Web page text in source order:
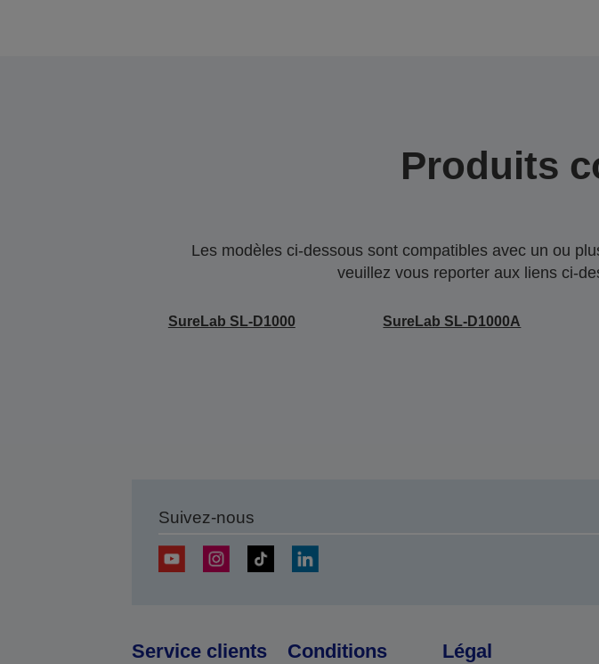
Produits
Les modèles ci-dessous sont compatibles avec un ou
veuillez vous reporter aux liens ci-
SureLab SL-D1000 SureLab SL-D1000A
Suivez-nous
Service clients
Conditions
Légal